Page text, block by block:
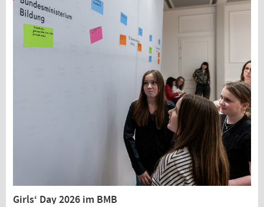
Girls‘ Day 2026 im BMB